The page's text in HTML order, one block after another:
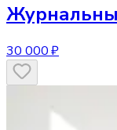
30 000 ₽